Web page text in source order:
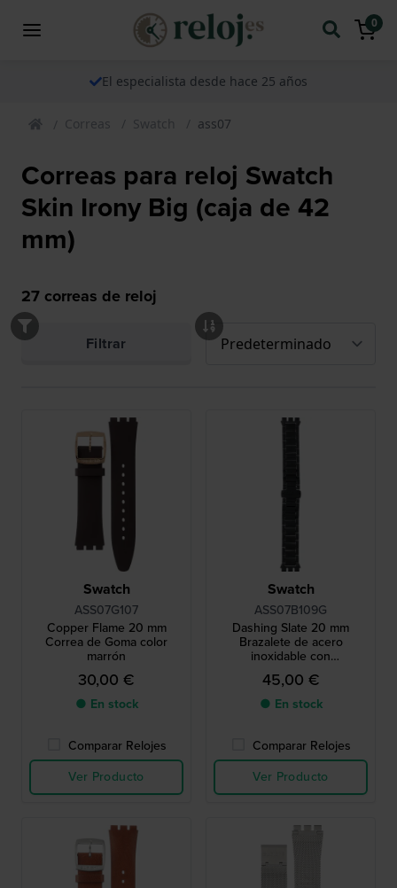
0
El especialista desde hace 25 años
Correas Swatch ass07
Correas para reloj Swatch
Skin Irony Big (caja de 42
mm)
27correas de reloj
Filtrar
Swatch
ASS07G107
Copper Flame 20 mm
Correa de Goma color
marrón
30,00 €
● En stock
Comparar Relojes
Ver Producto
Swatch
ASS07B109G
Dashing Slate 20 mm
Brazalete de acero
inoxidable con
revestimiento negro
45,00 €
● En stock
Comparar Relojes
Ver Producto